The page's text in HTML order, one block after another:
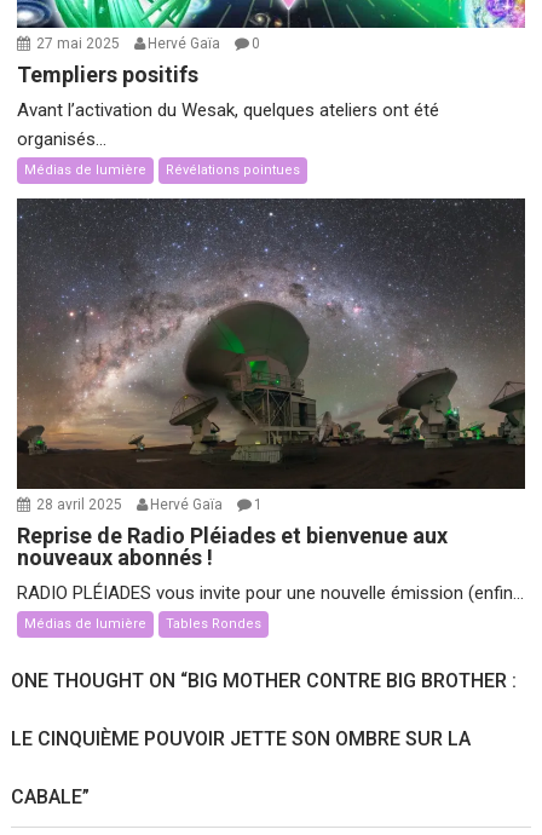
27 mai 2025 Hervé Gaïa 0
Templiers positifs
Avant l’activation du Wesak, quelques ateliers ont été
organisés...
Médias de lumière Révélations pointues
28 avril 2025 Hervé Gaïa 1
Reprise de Radio Pléiades et bienvenue aux
nouveaux abonnés !
RADIO PLÉIADES vous invite pour une nouvelle émission (enfin...
Médias de lumière Tables Rondes
ONE THOUGHT ON “BIG MOTHER CONTRE BIG BROTHER :
LE CINQUIÈME POUVOIR JETTE SON OMBRE SUR LA
CABALE”